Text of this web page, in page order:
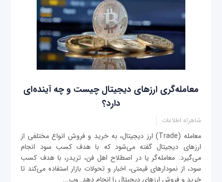
معامله‌گری ارزهای دیجیتال چیست و چه آینده‌ای
دارد؟
شاهراه اطلاعات
معامله (Trade) ارز دیجیتال، به خرید و فروش انواع مختلفی از
ارزهای دیجیتال گفته می‌شود که با هدف کسب سود انجام
می‌گیرد. معامله‌گر یا در اصطلاح اهل فن، تریدر، با هدف کسب
سود، از نمودارهای قیمتی، اخبار و تحولات بازار استفاده می‌کند تا
خرید و فروش ارزهای دیجیتال را انجام دهد. وب‌...